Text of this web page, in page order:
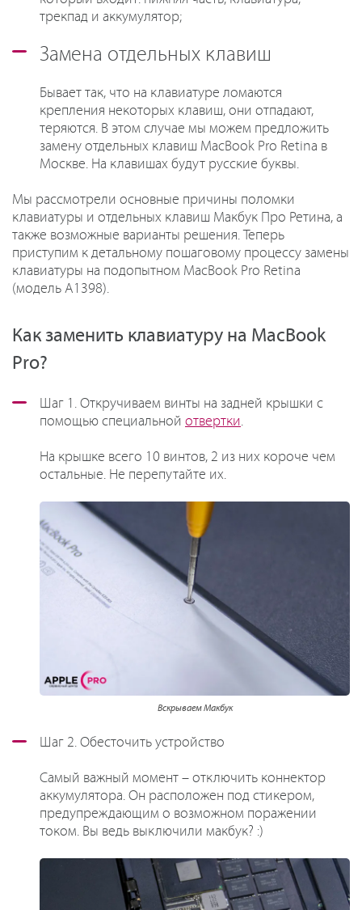
трекпад и аккумулятор;
Замена отдельных клавиш
Бывает так, что на клавиатуре ломаются
крепления некоторых клавиш, они отпадают,
теряются. В этом случае мы можем предложить
замену отдельных клавиш MacBook Pro Retina в
Москве. На клавишах будут русские буквы.
Мы рассмотрели основные причины поломки
клавиатуры и отдельных клавиш Макбук Про Ретина, а
также возможные варианты решения. Теперь
приступим к детальному пошаговому процессу замены
клавиатуры на подопытном MacBook Pro Retina
(модель A1398).
Как заменить клавиатуру на MacBook
Pro?
Шаг 1. Откручиваем винты на задней крышки с
помощью специальной отвертки.
На крышке всего 10 винтов, 2 из них короче чем
остальные. Не перепутайте их.
Вскрываем Макбук
Шаг 2. Обесточить устройство
Самый важный момент – отключить коннектор
аккумулятора. Он расположен под стикером,
предупреждающим о возможном поражении
током. Вы ведь выключили макбук? :)